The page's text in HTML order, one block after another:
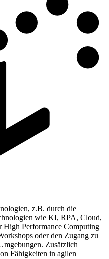
z.B. durch die
wie KI, RPA, Cloud,
High Performance Computing
oder den Zugang zu
Zusätzlich
Fähigkeiten in agilen